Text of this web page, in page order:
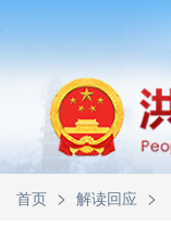
首页 > 解读回应 >